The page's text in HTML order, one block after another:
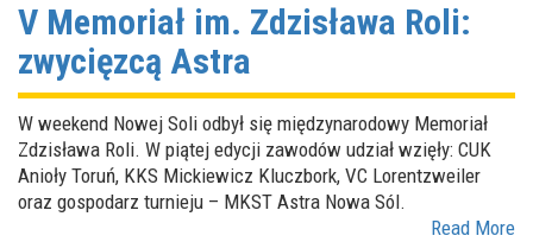
V Memoriał im. Zdzisława Roli:
zwycięzcą Astra
W weekend Nowej Soli odbył się międzynarodowy Memoriał
Zdzisława Roli. W piątej edycji zawodów udział wzięły: CUK
Anioły Toruń, KKS Mickiewicz Kluczbork, VC Lorentzweiler
oraz gospodarz turnieju – MKST Astra Nowa Sól.
Read More